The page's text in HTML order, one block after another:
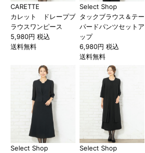
CARETTE
カレット ドレープブ
ラウスワンピース
5,980円 税込
送料無料
Select Shop
タックブラウス＆テー
パードパンツセットア
ップ
6,980円 税込
送料無料
Select Shop
Select Shop